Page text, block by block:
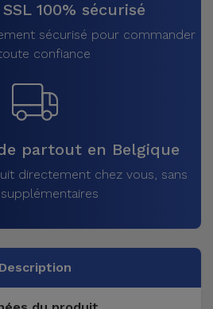
100% sécurisé
sécurisé pour commander
confiance
partout en Belgique
directement chez vous, sans
Description